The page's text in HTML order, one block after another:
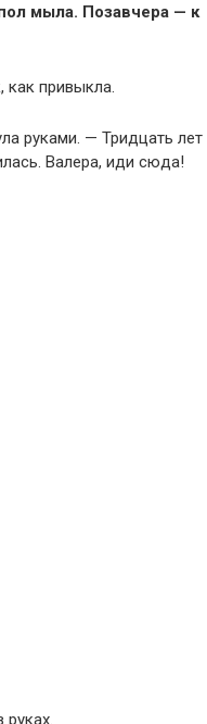
мыла. Позавчера — к
как привыкла.
руками. — Тридцать лет
Валера, иди сюда!